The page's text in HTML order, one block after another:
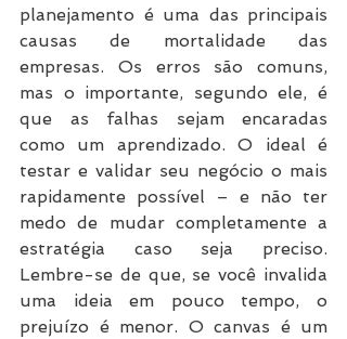
planejamento é uma das principais
causas de mortalidade das
empresas. Os erros são comuns,
mas o importante, segundo ele, é
que as falhas sejam encaradas
como um aprendizado. O ideal é
testar e validar seu negócio o mais
rapidamente possível – e não ter
medo de mudar completamente a
estratégia caso seja preciso.
Lembre-se de que, se você invalida
uma ideia em pouco tempo, o
prejuízo é menor. O canvas é um